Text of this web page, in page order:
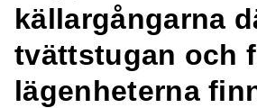
källargångarna
tvättstugan och
lägenheterna